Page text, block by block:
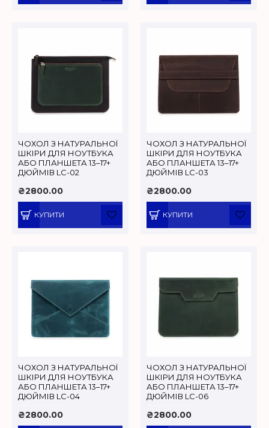
ЧОХОЛ З НАТУРАЛЬНОЇ
ШКІРИ ДЛЯ НОУТБУКА
АБО ПЛАНШЕТА 13–17+
ДЮЙМІВ LC-02
₴2800.00
КУПИТИ
ЧОХОЛ З НАТУРАЛЬНОЇ
ШКІРИ ДЛЯ НОУТБУКА
АБО ПЛАНШЕТА 13–17+
ДЮЙМІВ LC-03
₴2800.00
КУПИТИ
ЧОХОЛ З НАТУРАЛЬНОЇ
ШКІРИ ДЛЯ НОУТБУКА
АБО ПЛАНШЕТА 13–17+
ДЮЙМІВ LC-04
₴2800.00
ЧОХОЛ З НАТУРАЛЬНОЇ
ШКІРИ ДЛЯ НОУТБУКА
АБО ПЛАНШЕТА 13–17+
ДЮЙМІВ LC-06
₴2800.00